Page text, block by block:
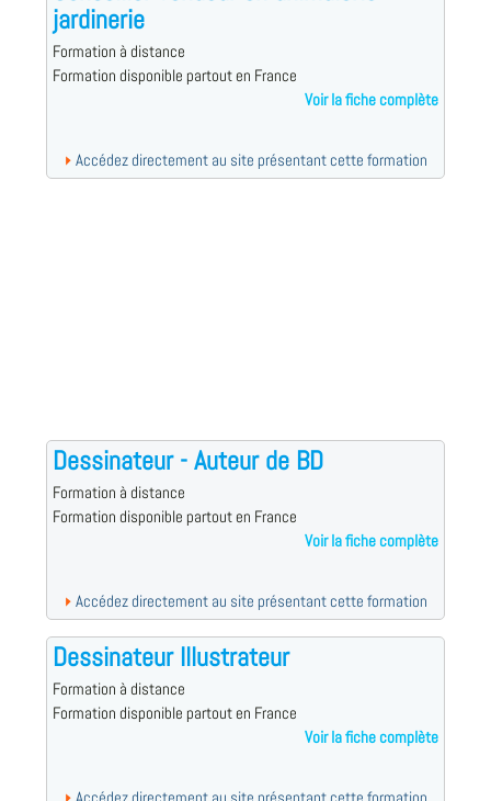
jardinerie
Formation à distance
Formation disponible partout en France
Voir la fiche complète
Accédez directement au site présentant cette formation
Dessinateur - Auteur de BD
Formation à distance
Formation disponible partout en France
Voir la fiche complète
Accédez directement au site présentant cette formation
Dessinateur Illustrateur
Formation à distance
Formation disponible partout en France
Voir la fiche complète